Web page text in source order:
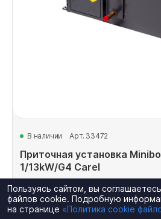
В наличии Арт. 33472
Приточная установка
1/13kW/G4 Carel
Расход воздуха, м3/час: 650
Обслуживаемая площадь, м²: 200
Тип нагревателя: с водяным
Пользуясь сайтом, вы
файлов cookie. Подробную
на странице «Политика cookie